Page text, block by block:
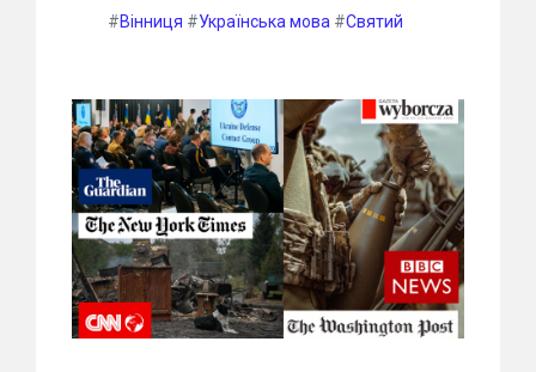
#Вінниця #Українська мова #Святий